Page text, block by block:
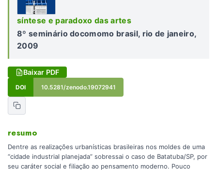
síntese e paradoxo das artes
8º seminário docomomo brasil, rio de janeiro,
2009
Baixar PDF
DOI 10.5281/zenodo.19072941
resumo
Dentre as realizações urbanísticas brasileiras nos moldes de uma
“cidade industrial planejada” sobressai o caso de Batatuba/SP, por
seu caráter social e filiação ao pensamento moderno. Pouco